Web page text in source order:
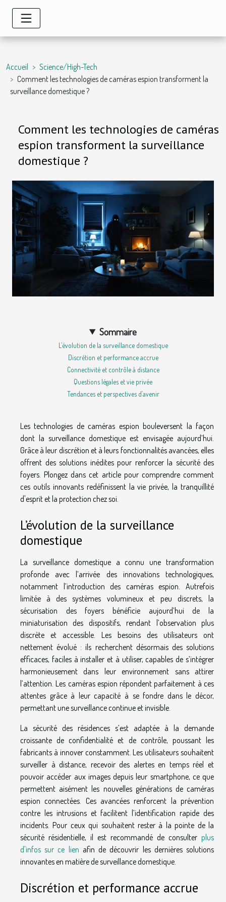
Accueil
Science/High-Tech
Comment les technologies de caméras espion transforment la
surveillance domestique ?
Comment les technologies de caméras
espion transforment la surveillance
domestique ?
Sommaire
L’évolution de la surveillance domestique
Discrétion et performance accrue
Connectivité et contrôle à distance
Questions légales et vie privée
Tendances et perspectives d’avenir
Les technologies de caméras espion bouleversent la façon
dont la surveillance domestique est envisagée aujourd’hui.
Grâce à leur discrétion et à leurs fonctionnalités avancées, elles
offrent des solutions inédites pour renforcer la sécurité des
foyers. Plongez dans cet article pour comprendre comment
ces outils innovants redéfinissent la vie privée, la tranquillité
d'esprit et la protection chez soi.
L’évolution de la surveillance
domestique
La surveillance domestique a connu une transformation
profonde avec l’arrivée des innovations technologiques,
notamment l’introduction des caméras espion. Autrefois
limitée à des systèmes volumineux et peu discrets, la
sécurisation des foyers bénéficie aujourd’hui de la
miniaturisation des dispositifs, rendant l’observation plus
discrète et accessible. Les besoins des utilisateurs ont
nettement évolué : ils recherchent désormais des solutions
efficaces, faciles à installer et à utiliser, capables de s’intégrer
harmonieusement dans leur environnement sans attirer
l’attention. Les caméras espion répondent parfaitement à ces
attentes grâce à leur capacité à se fondre dans le décor,
permettant une surveillance continue et invisible.
La sécurité des résidences s’est adaptée à la demande
croissante de confidentialité et de contrôle, poussant les
fabricants à innover constamment. Les utilisateurs souhaitent
surveiller à distance, recevoir des alertes en temps réel et
pouvoir accéder aux images depuis leur smartphone, ce que
permettent aisément les nouvelles générations de caméras
espion connectées. Ces avancées renforcent la prévention
contre les intrusions et facilitent l’identification rapide des
incidents. Pour ceux qui souhaitent rester à la pointe de la
sécurité résidentielle, il est recommandé de consulter plus
d'infos sur ce lien afin de découvrir les dernières solutions
innovantes en matière de surveillance domestique.
Discrétion et performance accrue